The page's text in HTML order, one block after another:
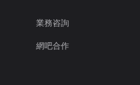
業務咨詢
網吧合作